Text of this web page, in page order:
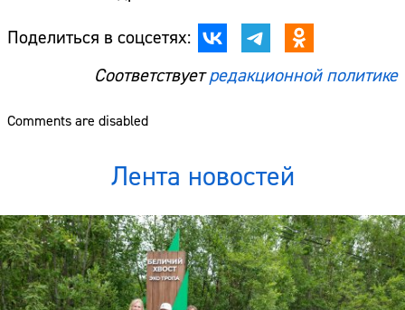
Поделиться в соцсетях:
Соответствуетредакционной политике
Comments are disabled
Лента новостей